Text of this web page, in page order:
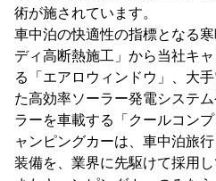
術が施されています。
車中泊の快適性の指標となる
ディ高断熱施工」から当社キ
る「エアロウィンドウ」、大
た高効率ソーラー発電システ
ラーを車載する「クールコン
ャンピングカーは、車中泊旅
装備を、業界に先駆けて採用し